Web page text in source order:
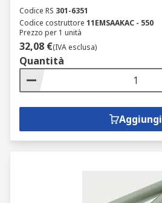
Codice RS 301-6351
Codice costruttore 11EMSAAKAC - 550
Prezzo per 1 unità
32,08 €(IVA esclusa)
Quantità
Aggiungi